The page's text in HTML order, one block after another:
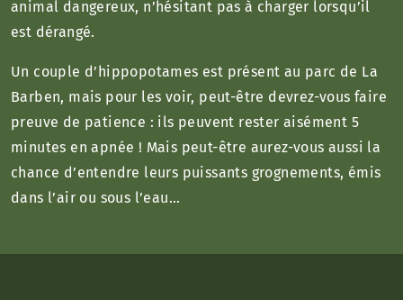
animal dangereux, n’hésitant pas à charger lorsqu’il
est dérangé.
Un couple d’hippopotames est présent au parc de La
Barben, mais pour les voir, peut-être devrez-vous faire
preuve de patience : ils peuvent rester aisément 5
minutes en apnée ! Mais peut-être aurez-vous aussi la
chance d’entendre leurs puissants grognements, émis
dans l’air ou sous l’eau…